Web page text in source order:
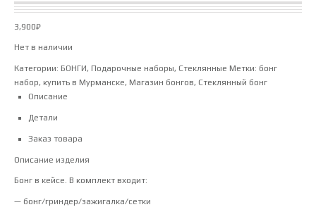
3,900₽
Нет в наличии
Категории: БОНГИ, Подарочные наборы, Стеклянные Метки: бонг
набор, купить в Мурманске, Магазин бонгов, Стеклянный бонг
Описание
Детали
Заказ товара
Описание изделия
Бонг в кейсе. В комплект входит:
— бонг/гриндер/зажигалка/сетки